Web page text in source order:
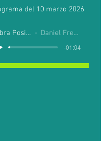
del 10 marzo 2026
Vibra Positiva Daniel Fregoso
-01:04